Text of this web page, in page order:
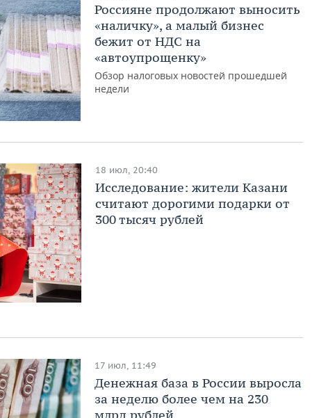
Россияне продолжают выносить
«наличку», а малый бизнес
бежит от НДС на
«автоупрощенку»
Обзор налоговых новостей прошедшей
недели
18 июл, 20:40
Исследование: жители Казани
считают дорогими подарки от
300 тысяч рублей
17 июл, 11:49
Денежная база в России выросла
за неделю более чем на 230
млрд рублей